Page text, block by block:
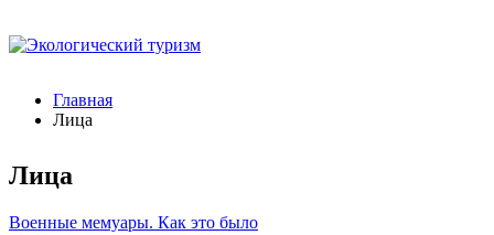
Главная
Лица
Лица
Военные мемуары. Как это было